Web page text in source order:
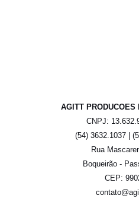
AGITT PRODUCOES
CNPJ:
(54) 3632.1037 |
Rua
Boqueirão -
CEP: